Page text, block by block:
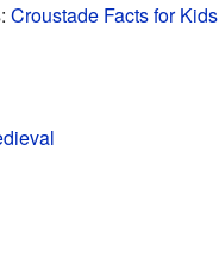
Croustade Facts for Kids